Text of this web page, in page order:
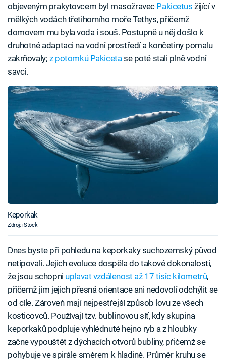
objeveným prakytovcem byl masožravecPakicetus žijící v
mělkých vodách třetihorního moře Tethys, přičemž
domovem mu byla voda i souš. Postupně u něj došlo k
druhotné adaptaci na vodní prostředí a končetiny pomalu
zakrňovaly; z potomků Pakiceta se poté stali plně vodní
savci.
Keporkak
Zdroj: iStock
Dnes byste při pohledu na keporkaky suchozemský původ
netipovali. Jejich evoluce dospěla do takové dokonalosti,
že jsou schopni uplavat vzdálenost až 17 tisíc kilometrů,
přičemž jim jejich přesná orientace ani nedovolí odchýlit se
od cíle. Zároveň mají nejpestřejší způsob lovu ze všech
kosticovců. Používají tzv. bublinovou síť, kdy skupina
keporkaků podpluje vyhlédnuté hejno ryb a z hloubky
začne vypouštět z dýchacích otvorů bubliny, přičemž se
pohybuje ve spirále směrem k hladině. Průměr kruhu se